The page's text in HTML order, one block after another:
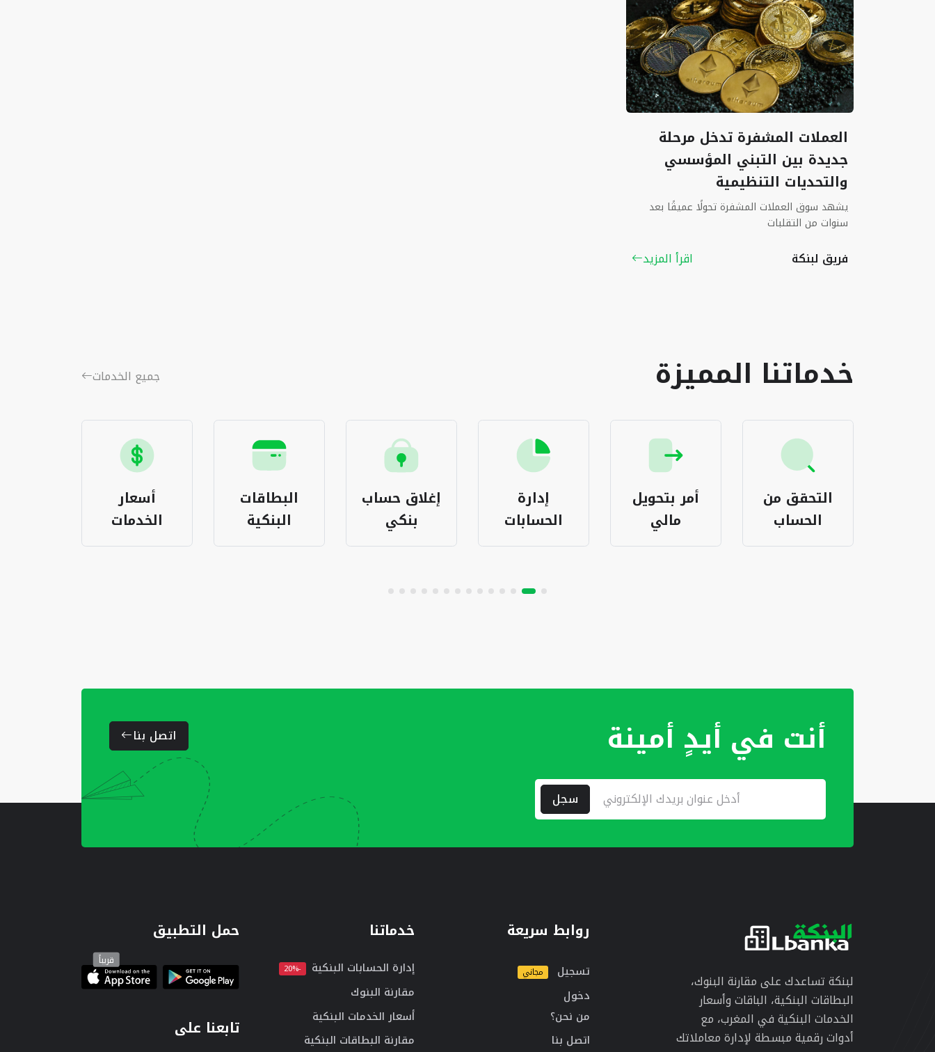
العملات المشفرة تدخل مرحلة
جديدة بين التبني المؤسسي
والتحديات التنظيمية
يشهد سوق العملات المشفرة تحولًا عميقًا بعد
سنوات من التقلبات
فريق لبنكة اقرأ المزيد
خدماتنا المميزة جميع الخدمات
التحقق من
الحساب
أمر بتحويل
مالي
إدارة
الحسابات
إغلاق حساب
بنكي
البطاقات
البنكية
أسعار
الخدمات
أنت في أيدٍ أمينة
سجل
اتصل بنا
لبنكة تساعدك على مقارنة البنوك،
البطاقات البنكية، الباقات وأسعار
الخدمات البنكية في المغرب، مع
أدوات رقمية مبسطة لإدارة معاملاتك
روابط سريعة
تسجيل مجاني
دخول
من نحن؟
اتصل بنا
خدماتنا
إدارة الحسابات البنكية -20%
مقارنة البنوك
أسعار الخدمات البنكية
مقارنة البطاقات البنكية
حمل التطبيق
قريباً
تابعنا على